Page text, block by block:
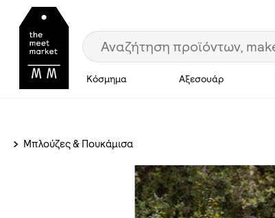
Κόσμημα Αξεσουάρ
Μπλούζες & Πουκάμισα